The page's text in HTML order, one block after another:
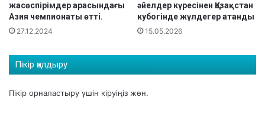
жасөспірімдер арасындағы
Азия чемпионаты өтті.
27.12.2024
әйелдер күресінен Қазақстан
кубогінде жүлдегер атанды
15.05.2026
Пікір қалдыру
Пікір орналастыру үшін кіруіңіз жөн.